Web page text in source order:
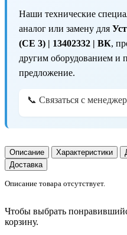
Наши технические
аналог или замену для
(CE 3) | 13402332 | ВК,
другим оборудованием и
предложение.
📞 Связаться с
Описание Характеристики
Доставка
Описание товара отсутствует.
Чтобы выбрать
корзину.